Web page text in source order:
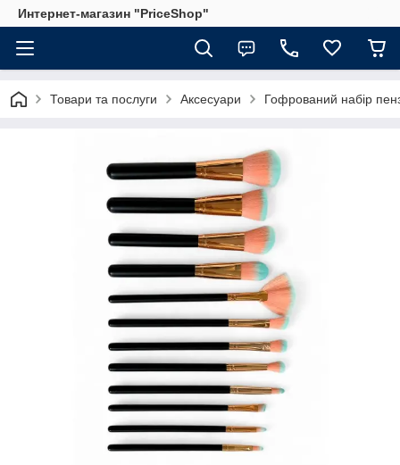
Интернет-магазин "PriceShop"
Товари та послуги Аксесуари Гофрований набір